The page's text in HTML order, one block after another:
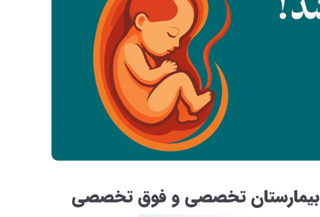
بیمارستان تخصصی و فوق تخصصی